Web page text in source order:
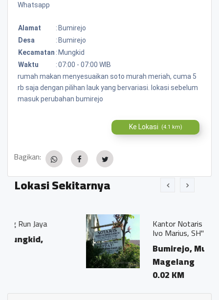
Whatsapp
Alamat : Bumirejo
Desa
: Bumirejo
Kecamatan : Mungkid
Waktu
:07:00 - 07:00 WIB
rumah makan menyesuaikan soto murah meriah, cuma 5
rb saja dengan pilihan lauk yang bervariasi. lokasi sebelum
masuk perubahan bumirejo
Ke Lokasi (4.1 km)
Bagikan:
Lokasi Sekitarnya
Kantor Notaris dan PPAT
Ivo Marius, SH"
Bumirejo, Mungkid,
Magelang